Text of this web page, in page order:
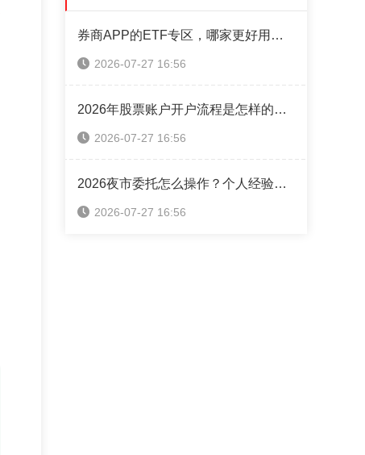
券商APP的ETF专区，哪家更好用？5家实测拆解
2026-07-27 16:56
2026年股票账户开户流程是怎样的？你还在自主开户吗？（附优惠佣金获取方法）
2026-07-27 16:56
2026夜市委托怎么操作？个人经验攻略全分享
2026-07-27 16:56